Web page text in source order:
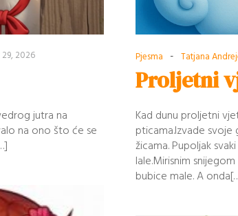
29, 2026
jutra na
na ono što će se
Pjesma - Tatjana
Proljetni
Kad dunu proljetni
pticama.Izvade
žicama. Pupoljak
lale.Mirisnim
bubice male. A